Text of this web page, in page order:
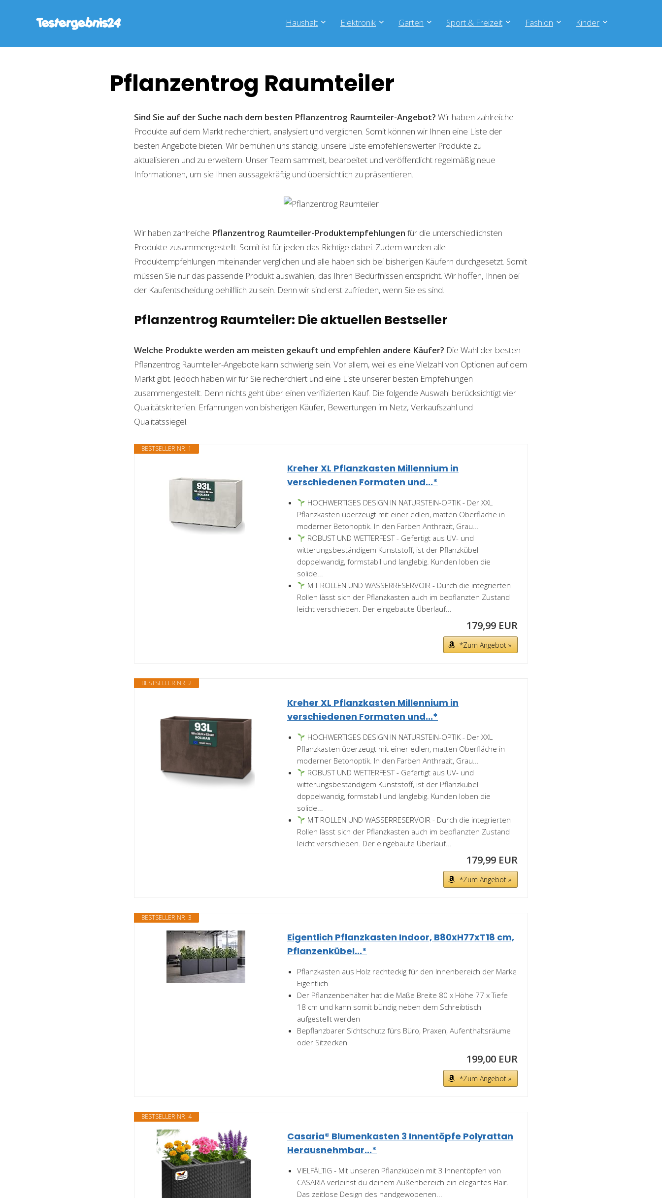
Haushalt Elektronik Garten Sport & Freizeit Fashion Kinder
Pflanzentrog Raumteiler
Sind Sie auf der Suche nach dem besten Pflanzentrog Raumteiler-Angebot? Wir haben zahlreiche
Produkte auf dem Markt recherchiert, analysiert und verglichen. Somit können wir Ihnen eine Liste der
besten Angebote bieten. Wir bemühen uns ständig, unsere Liste empfehlenswerter Produkte zu
aktualisieren und zu erweitern. Unser Team sammelt, bearbeitet und veröffentlicht regelmäßig neue
Informationen, um sie Ihnen aussagekräftig und übersichtlich zu präsentieren.
Wir haben zahlreiche Pflanzentrog Raumteiler-Produktempfehlungen für die unterschiedlichsten
Produkte zusammengestellt. Somit ist für jeden das Richtige dabei. Zudem wurden alle
Produktempfehlungen miteinander verglichen und alle haben sich bei bisherigen Käufern durchgesetzt. Somit
müssen Sie nur das passende Produkt auswählen, das Ihren Bedürfnissen entspricht. Wir hoffen, Ihnen bei
der Kaufentscheidung behilflich zu sein. Denn wir sind erst zufrieden, wenn Sie es sind.
Pflanzentrog Raumteiler: Die aktuellen Bestseller
Welche Produkte werden am meisten gekauft und empfehlen andere Käufer? Die Wahl der besten
Pflanzentrog Raumteiler-Angebote kann schwierig sein. Vor allem, weil es eine Vielzahl von Optionen auf dem
Markt gibt. Jedoch haben wir für Sie recherchiert und eine Liste unserer besten Empfehlungen
zusammengestellt. Denn nichts geht über einen verifizierten Kauf. Die folgende Auswahl berücksichtigt vier
Qualitätskriterien. Erfahrungen von bisherigen Käufer, Bewertungen im Netz, Verkaufszahl und
Qualitätssiegel.
BESTSELLER NR. 1
Kreher XL Pflanzkasten Millennium in
verschiedenen Formaten und...*
HOCHWERTIGES DESIGN IN NATURSTEIN-OPTIK - Der XXL
Pflanzkasten überzeugt mit einer edlen, matten Oberfläche in
moderner Betonoptik. In den Farben Anthrazit, Grau...
ROBUST UND WETTERFEST - Gefertigt aus UV- und
witterungsbeständigem Kunststoff, ist der Pflanzkübel
doppelwandig, formstabil und langlebig. Kunden loben die
solide...
MIT ROLLEN UND WASSERRESERVOIR - Durch die integrierten
Rollen lässt sich der Pflanzkasten auch im bepflanzten Zustand
leicht verschieben. Der eingebaute Überlauf...
179,99 EUR
*Zum Angebot »
BESTSELLER NR. 2
Kreher XL Pflanzkasten Millennium in
verschiedenen Formaten und...*
HOCHWERTIGES DESIGN IN NATURSTEIN-OPTIK - Der XXL
Pflanzkasten überzeugt mit einer edlen, matten Oberfläche in
moderner Betonoptik. In den Farben Anthrazit, Grau...
ROBUST UND WETTERFEST - Gefertigt aus UV- und
witterungsbeständigem Kunststoff, ist der Pflanzkübel
doppelwandig, formstabil und langlebig. Kunden loben die
solide...
MIT ROLLEN UND WASSERRESERVOIR - Durch die integrierten
Rollen lässt sich der Pflanzkasten auch im bepflanzten Zustand
leicht verschieben. Der eingebaute Überlauf...
179,99 EUR
*Zum Angebot »
BESTSELLER NR. 3
Eigentlich Pflanzkasten Indoor, B80xH77xT18 cm,
Pflanzenkübel...*
Pflanzkasten aus Holz rechteckig für den Innenbereich der Marke
Eigentlich
Der Pflanzenbehälter hat die Maße Breite 80 x Höhe 77 x Tiefe
18 cm und kann somit bündig neben dem Schreibtisch
aufgestellt werden
Bepflanzbarer Sichtschutz fürs Büro, Praxen, Aufenthaltsräume
oder Sitzecken
199,00 EUR
*Zum Angebot »
BESTSELLER NR. 4
Casaria® Blumenkasten 3 Innentöpfe Polyrattan
Herausnehmbar...*
VIELFÄLTIG - Mit unseren Pflanzkübeln mit 3 Innentöpfen von
CASARIA verleihst du deinem Außenbereich ein elegantes Flair.
Das zeitlose Design des handgewobenen...